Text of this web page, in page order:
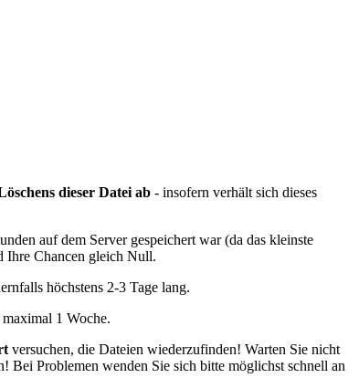
dieser Datei ab - insofern verhält sich dieses
auf dem Server gespeichert war (da das kleinste
Ihre Chancen gleich Null.
höchstens 2-3 Tage lang.
1 Woche.
versuchen, die Dateien wiederzufinden! Warten Sie nicht
Bei Problemen wenden Sie sich bitte möglichst schnell an